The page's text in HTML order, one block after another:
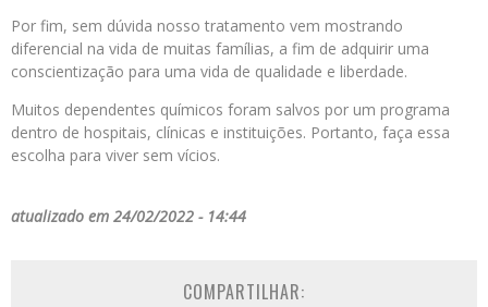
Por fim, sem dúvida nosso tratamento vem mostrando
diferencial na vida de muitas famílias, a fim de adquirir uma
conscientização para uma vida de qualidade e liberdade.
Muitos dependentes químicos foram salvos por um programa
dentro de hospitais, clínicas e instituições. Portanto, faça essa
escolha para viver sem vícios.
atualizado em 24/02/2022 - 14:44
COMPARTILHAR: